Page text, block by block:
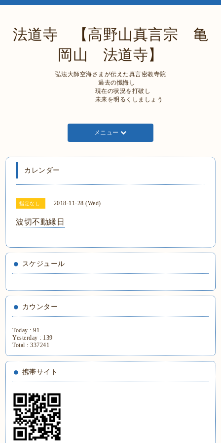
法道寺 【高野山真言宗 亀
岡山 法道寺】
弘法大師空海さまが伝えた真言密教寺院
過去の懺悔し
現在の状況を打破し
未来を明るくしましょう
メニュー
カレンダー
指定なし 2018-11-28 (Wed)
波切不動縁日
スケジュール
カウンター
Today :91
Yesterday : 139
Total :337241
携帯サイト